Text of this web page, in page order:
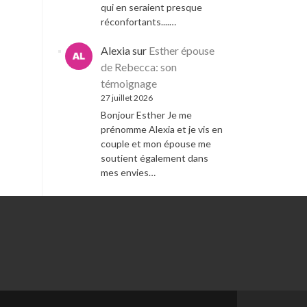
qui en seraient presque
réconfortants....…
Alexiasur Esther épouse
de Rebecca: son
témoignage
27 juillet 2026
Bonjour Esther Je me
prénomme Alexia et je vis en
couple et mon épouse me
soutient également dans
mes envies…